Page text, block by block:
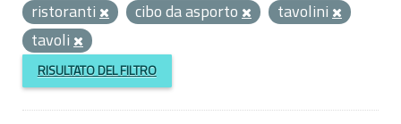
ristoranti
cibo da asporto
tavolini
tavoli
RISULTATO DEL FILTRO